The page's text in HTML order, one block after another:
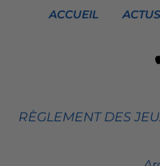
ACCUEIL
RÈGLEMENT DES